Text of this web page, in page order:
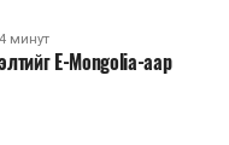
хэлэлцүүлэг ,
тоног төхөөрөмж,
авах;
салбараас бусад
минут
E-Mongolia-аар